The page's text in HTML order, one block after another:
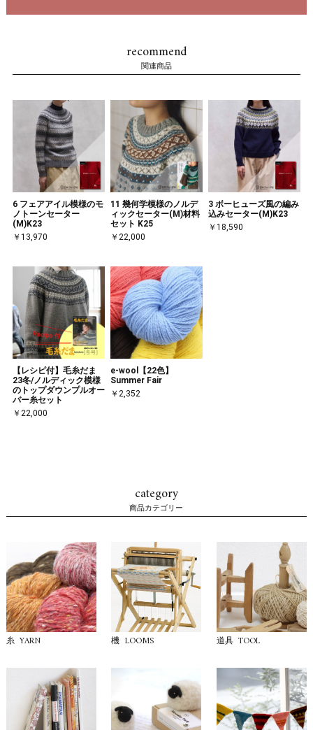
recommend
関連商品
6 フェアアイル模様のモ
ノトーンセーター
(M)K23
￥13,970
11 幾何学模様のノルデ
ィックセーター(M)材料
セット K25
￥22,000
3 ボーヒューズ風の編み
込みセーター(M)K23
￥18,590
【レシピ付】毛糸だま
23冬/ノルディック模様
のトップダウンプルオー
バー糸セット
￥22,000
e-wool【22色】
Summer Fair
￥2,352
category
商品カテゴリー
糸 YARN 機 LOOMS 道具 TOOL